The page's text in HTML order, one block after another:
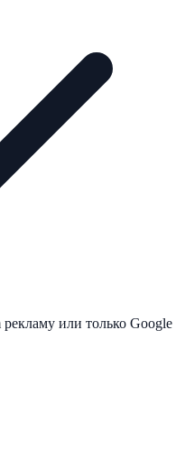
или только Google